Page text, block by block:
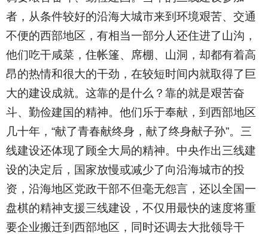
者，从条件较好的沿海大城市来到环境艰苦、交通
不便的西部地区，有相当一部分人还住进了山沟，
他们吃干咸菜，住帐篷、席棚、山洞，却都有着高
昂的热情和很大的干劲，在较短时间内就取得了巨
大的建设成就。这靠的是什么？靠的就是艰苦奋
斗、勤俭建国的精神。他们乐于奉献，到西部地区
几十年，“献了青春献终身，献了终身献子孙”。三
线建设还体现了顾全大局的精神。中央作出三线建
设的决定后，国家放慢或减少了向沿海城市的投
资，沿海地区党政干部不但毫无怨言，还以全国一
盘棋的精神支援三线建设，不仅用最快的速度将重
要企业搬迁到西部地区，同时还调去大批领导干